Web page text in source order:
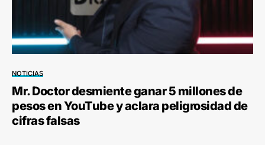
NOTICIAS
Mr. Doctor desmiente ganar 5 millones de
pesos en YouTube y aclara peligrosidad de
cifras falsas